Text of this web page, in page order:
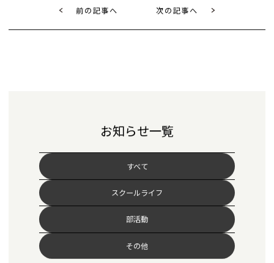
前の記事へ 次の記事へ
お知らせ一覧
すべて
スクールライフ
部活動
その他